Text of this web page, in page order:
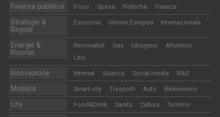
Finanza pubblica Fisco Spesa Politiche Finanza
Strategie &
Regole
Eurozona Unione Europea Internazionale
Energie &
Risorse
Rinnovabili Gas Idrogeno
Alluminio
Litio
Innovazione Internet Scienza Social media R&S
Mobilità Smart-city Trasporti Auto Bikenomics
Life Food&Drink Sanità Cultura Turismo